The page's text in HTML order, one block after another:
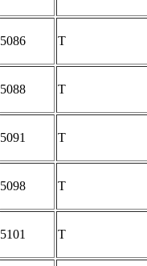
5086 T
5088 T
5091 T
5098 T
5101 T